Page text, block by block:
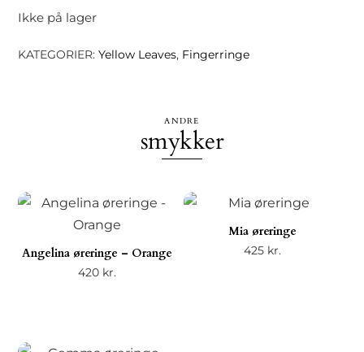
Ikke på lager
KATEGORIER:Yellow Leaves, Fingerringe
ANDRE
smykker
Angelina øreringe – Orange
420 kr.
Mia øreringe
425 kr.